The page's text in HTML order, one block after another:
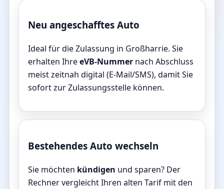
Neu angeschafftes Auto
Ideal für die Zulassung in Großharrie. Sie
erhalten IhreeVB-Nummer nach Abschluss
meist zeitnah digital (E-Mail/SMS), damit Sie
sofort zur Zulassungsstelle können.
Bestehendes Auto wechseln
Sie möchten kündigen und sparen? Der
Rechner vergleicht Ihren alten Tarif mit den